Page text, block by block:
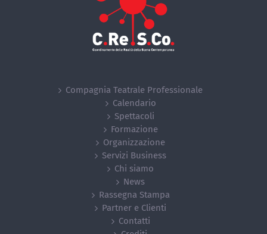
Compagnia Teatrale Professionale
Calendario
Spettacoli
Formazione
Organizzazione
Servizi Business
Chi siamo
News
Rassegna Stampa
Partner e Clienti
Contatti